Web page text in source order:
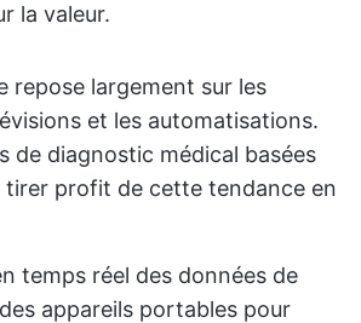
la valeur.
repose largement sur les
et les automatisations.
de diagnostic médical basées
tirer profit de cette tendance en
temps réel des données de
appareils portables pour